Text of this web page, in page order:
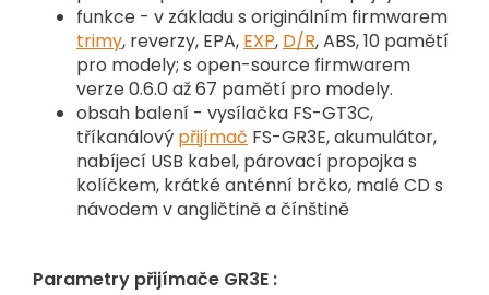
funkce - v základu s originálním firmwarem
trimy, reverzy, EPA, EXP, D/R, ABS, 10 pamětí
pro modely; s open-source firmwarem
verze 0.6.0 až 67 pamětí pro modely.
obsah balení - vysílačka FS-GT3C,
tříkanálový přijímač FS-GR3E, akumulátor,
nabíjecí USB kabel, párovací propojka s
kolíčkem, krátké anténní brčko, malé CD s
návodem v angličtině a čínštině
Parametry přijímače GR3E :